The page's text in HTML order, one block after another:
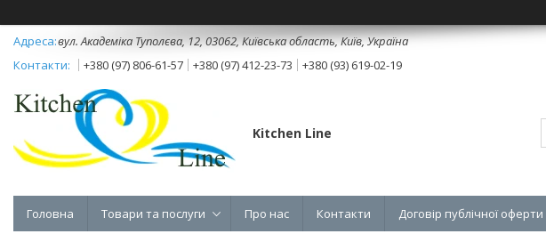
вул. Академіка Туполєва, 12, 03062, Київська область, Київ, Україна
+380 (97) 806-61-57
+380 (97) 412-23-73 +380 (93) 619-02-19
Kitchen Line
Головна Товари та послуги Про нас Контакти Договір публічної оферти